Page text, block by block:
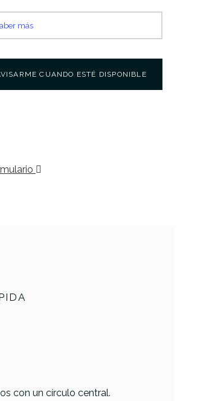
CUANDO ESTÉ DISPONIBLE
con un círculo central.